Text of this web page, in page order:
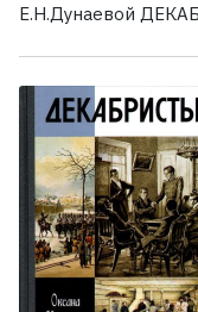
Е.Н.Дунаевой